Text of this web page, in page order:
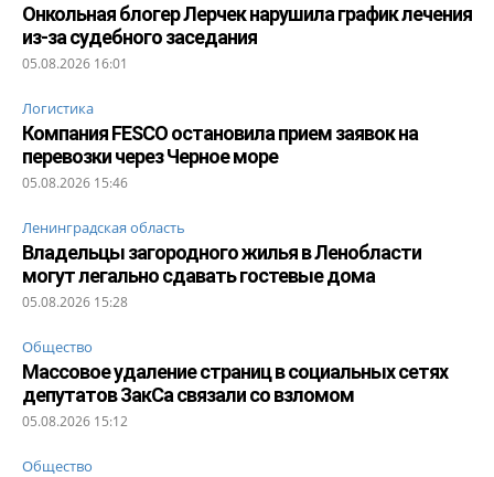
Онкольная блогер Лерчек нарушила график лечения
из-за судебного заседания
05.08.2026 16:01
Логистика
Компания FESCO остановила прием заявок на
перевозки через Черное море
05.08.2026 15:46
Ленинградская область
Владельцы загородного жилья в Ленобласти
могут легально сдавать гостевые дома
05.08.2026 15:28
Общество
Массовое удаление страниц в социальных сетях
депутатов ЗакСа связали со взломом
05.08.2026 15:12
Общество